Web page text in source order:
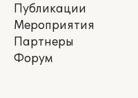
Публикации
Мероприятия
Партнеры
Форум